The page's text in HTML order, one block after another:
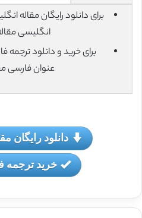
انگلیسی
برای خرید و دانلود ترجمه
عنوان فارسی
دانلود رایگان
خرید ترجمه